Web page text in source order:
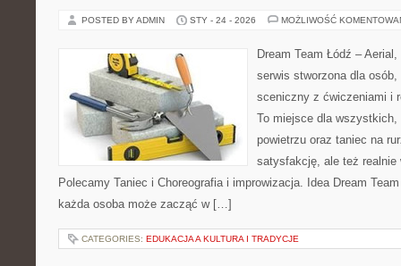
POSTED BY ADMIN STY - 24 - 2026 MOŻLIWOŚĆ
Dream Team Łódź –
serwis stworzona dla
sceniczny z ćwiczeniami i
To miejsce dla
powietrzu oraz taniec na
satysfakcję, ale też realnie
Polecamy Taniec i Choreografia i improwizacja. Idea Dream
każda osoba może zacząć w […]
CATEGORIES: EDUKACJA A KULTURA I TRADYCJE